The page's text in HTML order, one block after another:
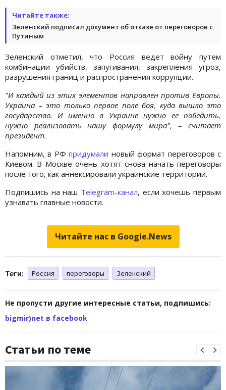
Читайте также:
Зеленский подписал документ об отказе от переговоров с
Путиным
Зеленский отметил, что Россия ведет войну путем
комбинации убийств, запугивания, закрепления угроз,
разрушения границ и распространения коррупции.
"И каждый из этих элементов направлен против Европы.
Украина – это только первое поле боя, куда вышло это
государство. И именно в Украине нужно ее победить,
нужно реализовать нашу формулу мира", – считает
президент.
Напомним, в РФпридумали новый формат переговоров с
Киевом. В Москве очень хотят снова начать переговоры
после того, как аннексировали украинские территории.
Подпишись на наш Telegram-канал, если хочешь первым
узнавать главные новости.
Читайте нас в Google.News
Теги: Россия переговоры Зеленский
Не пропусти другие интересные статьи, подпишись:
bigmir)net в facebook
Статьи по теме